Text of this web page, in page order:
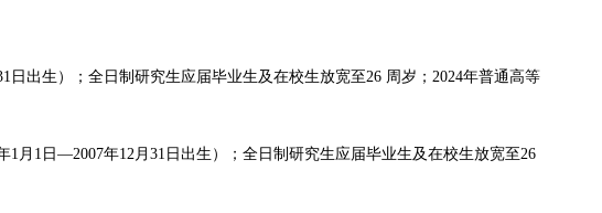
出生）；全日制研究生应届毕业生及在校生放宽至26 周岁；2024年普通高等
月1日—2007年12月31日出生）；全日制研究生应届毕业生及在校生放宽至26